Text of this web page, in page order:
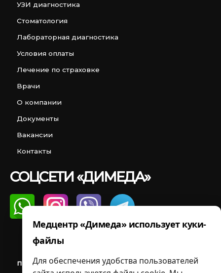
УЗИ диагностика
Стоматология
Лабораторная диагностика
Условия оплаты
Лечение по страховке
Врачи
О компании
Документы
Вакансии
Контакты
СОЦСЕТИ «ДИМЕДА»
публичной офертой и носят исключительно
Медцентр «Димеда» использует куки-
файлы
Для обеспечения удобства пользователей